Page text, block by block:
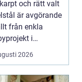
och rätt valt
är avgörande
från enkla
i
till k...
2026